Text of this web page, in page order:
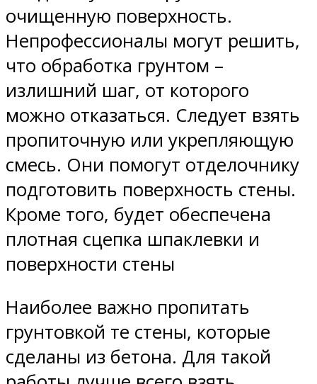
очищенную поверхность.
Непрофессионалы могут решить,
что обработка грунтом –
излишний шаг, от которого
можно отказаться. Следует взять
пропиточную или укрепляющую
смесь. Они помогут отделочнику
подготовить поверхность стены.
Кроме того, будет обеспечена
плотная сцепка шпаклевки и
поверхности стены
Наиболее важно пропитать
грунтовкой те стены, которые
сделаны из бетона. Для такой